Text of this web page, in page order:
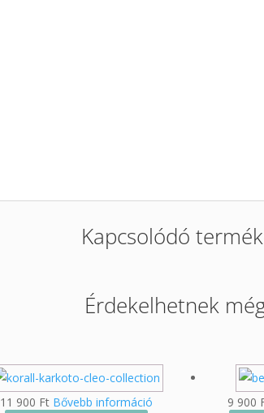
Kapcsolódó
Érdekelhetnek
11 900 Ft Bővebb információ 9 900